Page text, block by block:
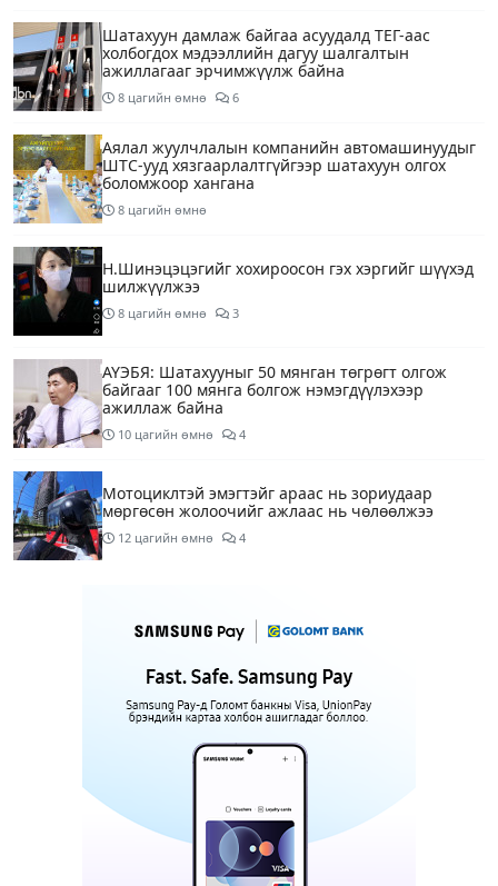
Шатахуун дамлаж байгаа асуудалд ТЕГ-аас
холбогдох мэдээллийн дагуу шалгалтын
ажиллагааг эрчимжүүлж байна
8 цагийн өмнө 6
Аялал жуулчлалын компанийн автомашинуудыг
ШТС-ууд хязгаарлалтгүйгээр шатахуун олгох
боломжоор хангана
8 цагийн өмнө
Н.Шинэцэцэгийг хохироосон гэх хэргийг шүүхэд
шилжүүлжээ
8 цагийн өмнө 3
АҮЭБЯ: Шатахууныг 50 мянган төгрөгт олгож
байгааг 100 мянга болгож нэмэгдүүлэхээр
ажиллаж байна
10 цагийн өмнө 4
Мотоциклтэй эмэгтэйг араас нь зориудаар
мөргөсөн жолоочийг ажлаас нь чөлөөлжээ
12 цагийн өмнө 4
шатахуун дамлан зарж буй асуудалд хяналт
тавихыг үүрэгдэв
Тарвас ачих ажилд туслахаар гэрээсээ гарсан 10
12 цагийн өмнө 2
АҮЭБЯ: Тэгш, сондгойг мөрдөөгүй 7 ШТС-д
торгууль ногдуулах, тусгай зөвшөөрлийг нь
цуцлах хүртэл арга хэмжээ авахыг сануулав